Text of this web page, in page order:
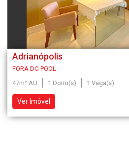
Adrianópolis
FORA DO POOL
47m² AU
1 Dorm(s) 1 Vaga(s)
Ver Imóvel